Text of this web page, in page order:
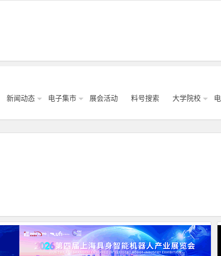
新闻动态 电子集市 展会活动 料号搜索 大学院校